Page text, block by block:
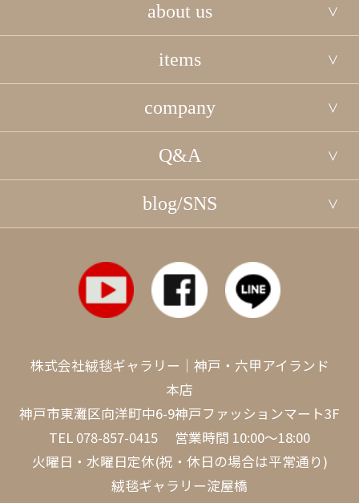
about us
items
company
Q&A
blog/SNS
株式会社絨毯ギャラリー｜神戸・六甲アイランド
本店
神戸市東灘区向洋町中6-9神戸ファッションマート3F
TEL 078-857-0415 営業時間 10:00～18:00
火曜日・水曜日定休(祝・休日の場合は平常通り)
絨毯ギャラリー淀屋橋